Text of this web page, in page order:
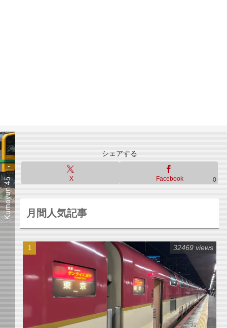
シェアする
X Facebook 0
月間人気記事
32469 views